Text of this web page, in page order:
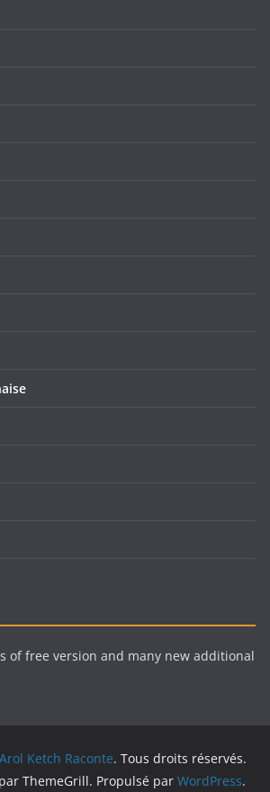
of free version and many new additional
Arol Ketch Raconte. Tous droits réservés.
ThemeGrill. Propulsé par WordPress.